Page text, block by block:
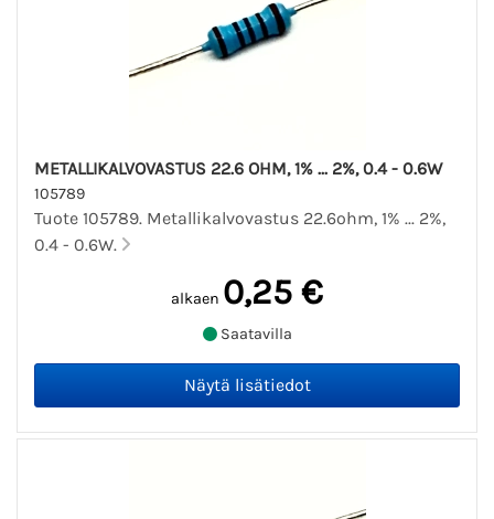
METALLIKALVOVASTUS 22.6 OHM, 1% ... 2%, 0.4 - 0.6W
105789
Tuote 105789. Metallikalvovastus 22.6ohm, 1% ... 2%,
0.4 - 0.6W.
alkaen 0,25 €
Saatavilla